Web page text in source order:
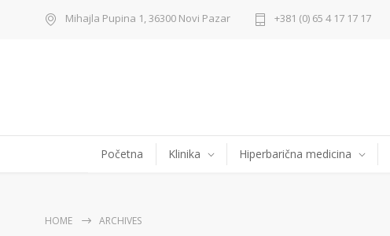
Mihajla Pupina 1, 36300 Novi Pazar +381 (0) 65 4 17 17 17
Početna Klinika Hiperbarična medicina
HOME ARCHIVES